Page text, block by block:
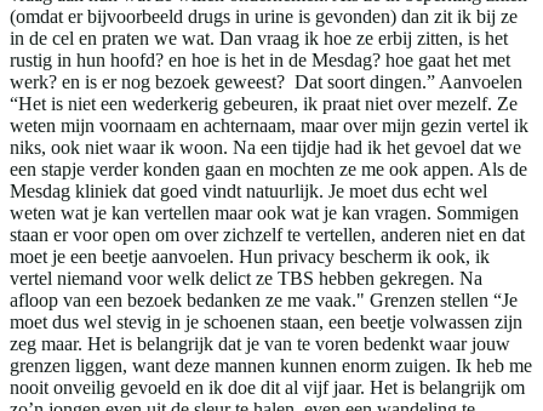
(omdat er bijvoorbeeld drugs in urine is gevonden) dan zit ik bij ze
in de cel en praten we wat. Dan vraag ik hoe ze erbij zitten, is het
rustig in hun hoofd? en hoe is het in de Mesdag? hoe gaat het met
werk? en is er nog bezoek geweest? Dat soort dingen.” Aanvoelen
“Het is niet een wederkerig gebeuren, ik praat niet over mezelf. Ze
weten mijn voornaam en achternaam, maar over mijn gezin vertel ik
niks, ook niet waar ik woon. Na een tijdje had ik het gevoel dat we
een stapje verder konden gaan en mochten ze me ook appen. Als de
Mesdag kliniek dat goed vindt natuurlijk. Je moet dus echt wel
weten wat je kan vertellen maar ook wat je kan vragen. Sommigen
staan er voor open om over zichzelf te vertellen, anderen niet en dat
moet je een beetje aanvoelen. Hun privacy bescherm ik ook, ik
vertel niemand voor welk delict ze TBS hebben gekregen. Na
afloop van een bezoek bedanken ze me vaak." Grenzen stellen “Je
moet dus wel stevig in je schoenen staan, een beetje volwassen zijn
zeg maar. Het is belangrijk dat je van te voren bedenkt waar jouw
grenzen liggen, want deze mannen kunnen enorm zuigen. Ik heb me
nooit onveilig gevoeld en ik doe dit al vijf jaar. Het is belangrijk om